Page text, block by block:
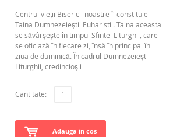
Centrul vieţii Bisericii noastre îl constituie
Taina Dumnezeieştii Euharistii. Taina aceasta
se săvârşeşte în timpul Sfintei Liturghii, care
se oficiază în fiecare zi, însă în principal în
ziua de duminică. În cadrul Dumnezeieştii
Liturghii, credincioşii
Cantitate:
Adauga in cos